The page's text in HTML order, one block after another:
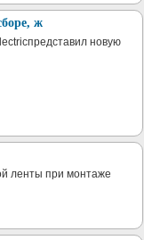
ж
новую
ленты при монтаже